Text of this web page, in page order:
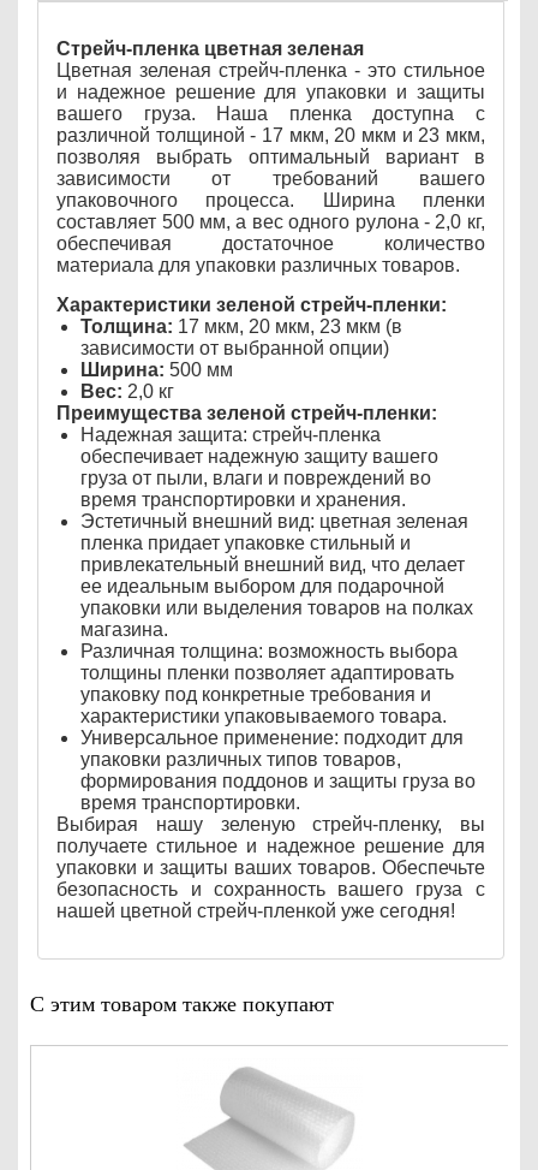
Стрейч-пленка цветная зеленая
Цветная зеленая стрейч-пленка - это стильное
и надежное решение для упаковки и защиты
вашего груза. Наша пленка доступна с
различной толщиной - 17 мкм, 20 мкм и 23 мкм,
позволяя выбрать оптимальный вариант в
зависимости от требований вашего
упаковочного процесса. Ширина пленки
составляет 500 мм, а вес одного рулона - 2,0 кг,
обеспечивая достаточное количество
материала для упаковки различных товаров.
Характеристики зеленой стрейч-пленки:
Толщина: 17 мкм, 20 мкм, 23 мкм (в
зависимости от выбранной опции)
Ширина: 500 мм
Вес: 2,0 кг
Преимущества зеленой стрейч-пленки:
Надежная защита: стрейч-пленка
обеспечивает надежную защиту вашего
груза от пыли, влаги и повреждений во
время транспортировки и хранения.
Эстетичный внешний вид: цветная зеленая
пленка придает упаковке стильный и
привлекательный внешний вид, что делает
ее идеальным выбором для подарочной
упаковки или выделения товаров на полках
магазина.
Различная толщина: возможность выбора
толщины пленки позволяет адаптировать
упаковку под конкретные требования и
характеристики упаковываемого товара.
Универсальное применение: подходит для
упаковки различных типов товаров,
формирования поддонов и защиты груза во
время транспортировки.
Выбирая нашу зеленую стрейч-пленку, вы
получаете стильное и надежное решение для
упаковки и защиты ваших товаров. Обеспечьте
безопасность и сохранность вашего груза с
нашей цветной стрейч-пленкой уже сегодня!
С этим товаром также покупают